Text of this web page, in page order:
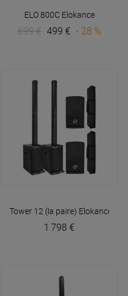
ELO 800C Elokance
699 € 499 € - 28 %
Tower 12 (la paire) Elokance
1 798 €